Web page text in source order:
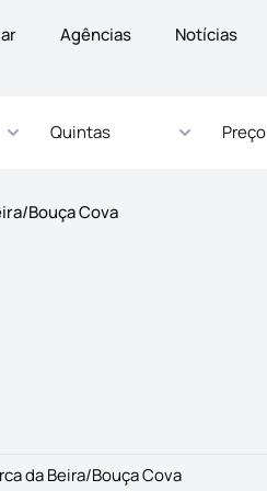
Agências Notícias
Quintas Preço
Bouça Cova
da Beira/Bouça Cova